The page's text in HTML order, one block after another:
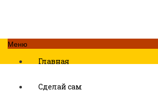
Меню
Главная
Сделай сам